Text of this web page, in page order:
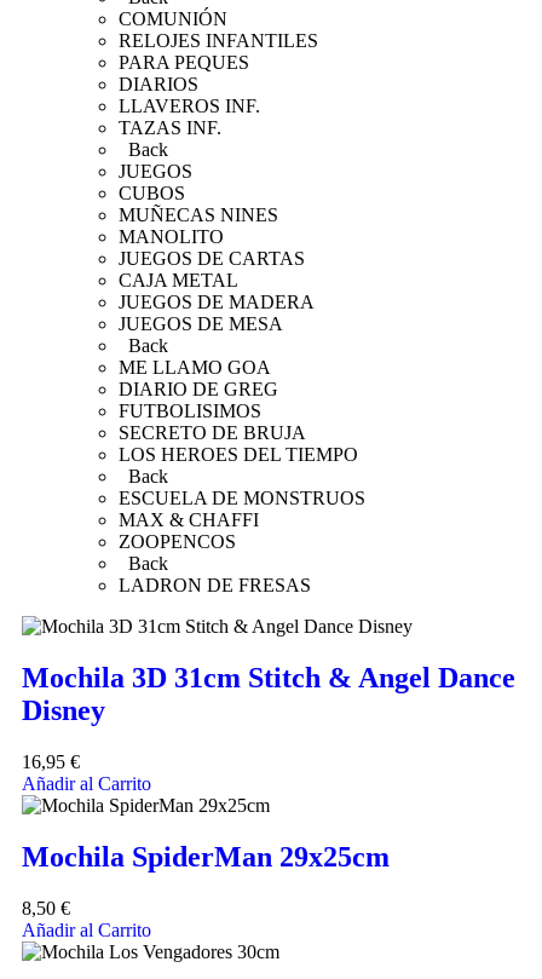
COMUNIÓN
RELOJES INFANTILES
PARA PEQUES
DIARIOS
LLAVEROS INF.
TAZAS INF.
Back
JUEGOS
CUBOS
MUÑECAS NINES
MANOLITO
JUEGOS DE CARTAS
CAJA METAL
JUEGOS DE MADERA
JUEGOS DE MESA
Back
ME LLAMO GOA
DIARIO DE GREG
FUTBOLISIMOS
SECRETO DE BRUJA
LOS HEROES DEL TIEMPO
Back
ESCUELA DE MONSTRUOS
MAX & CHAFFI
ZOOPENCOS
Back
LADRON DE FRESAS
Mochila 3D 31cm Stitch & Angel Dance
Disney
16,95 €
Añadir al Carrito
Mochila SpiderMan 29x25cm
8,50 €
Añadir al Carrito